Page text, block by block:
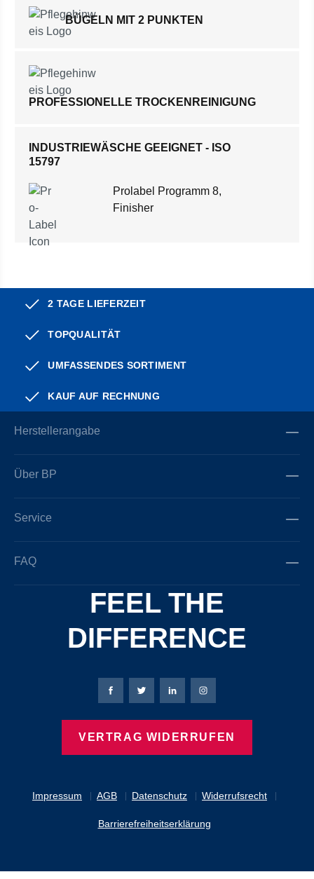
BÜGELN MIT 2 PUNKTEN
PROFESSIONELLE TROCKENREINIGUNG
INDUSTRIEWÄSCHE GEEIGNET - ISO
15797
Prolabel Programm 8,
Finisher
2 TAGE LIEFERZEIT
TOPQUALITÄT
UMFASSENDES SORTIMENT
KAUF AUF RECHNUNG
Herstellerangabe
Über BP
Service
FAQ
FEEL THE
DIFFERENCE
Impressum AGB Datenschutz Widerrufsrecht
Barrierefreiheitserklärung
Bierbaum-Proenen Facebook-Seite
Bierbaum-Proenen Twitter Seite
Bierbaum-Proenen LinkedIn
Bierbaum-Proenen
VERTRAG WIDERRUFEN